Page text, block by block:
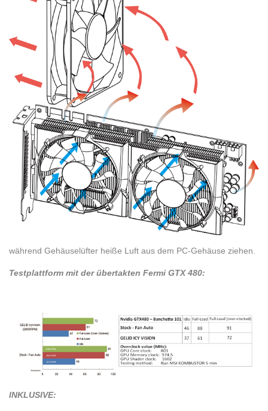
während Gehäuselüfter heiße Luft aus dem PC-Gehäuse ziehen.
Testplattform mit der übertakten Fermi GTX 480:
INKLUSIVE: